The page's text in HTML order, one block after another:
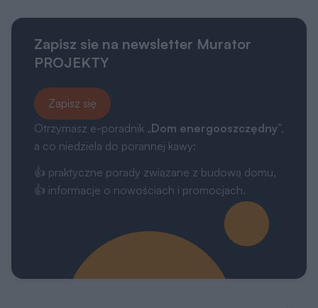
Zapisz sie na newsletter Murator
PROJEKTY
Zapisz się
Otrzymasz e-poradnik „Dom energooszczędny”,
a co niedziela do porannej kawy:
👍 praktyczne porady związane z budową domu,
👍 informacje o nowościach i promocjach.